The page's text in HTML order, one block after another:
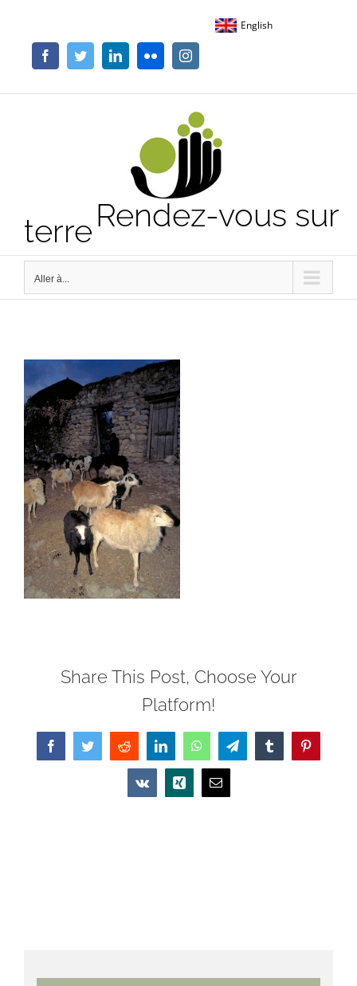
contenu
English
FacebookTwitterLinkedInFlickr Instagram
Rendez-vous sur
terre
Aller à...
Share This Post, Choose Your
Platform!
FacebookTwitterReddit LinkedInWhatsAppTelegramTumblrPinterest
Vk Xing Email